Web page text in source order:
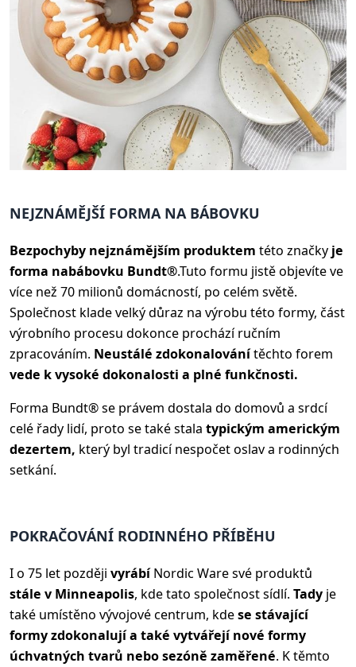
NEJZNÁMĚJŠÍ FORMA NA BÁBOVKU
Bezpochyby nejznámějším produktem této značky je
forma nabábovku Bundt®.Tuto formu jistě objevíte ve
více než 70 milionů domácností, po celém světě.
Společnost klade velký důraz na výrobu této formy, část
výrobního procesu dokonce prochází ručním
zpracováním. Neustálé zdokonalovánítěchto forem
vede k vysoké dokonalosti a plné funkčnosti.
Forma Bundt® se právem dostala do domovů a srdcí
celé řady lidí, proto se také stala typickým americkým
dezertem, který byl tradicí nespočet oslav a rodinných
setkání.
POKRAČOVÁNÍ RODINNÉHO PŘÍBĚHU
I o 75 let později vyrábíNordic Ware své produktů
stále v Minneapolis, kde tato společnost sídlí. Tady je
také umístěno vývojové centrum, kdese stávající
formy zdokonalují a také vytvářejí nové formy
úchvatných tvarů nebo sezóně zaměřené. K těmto